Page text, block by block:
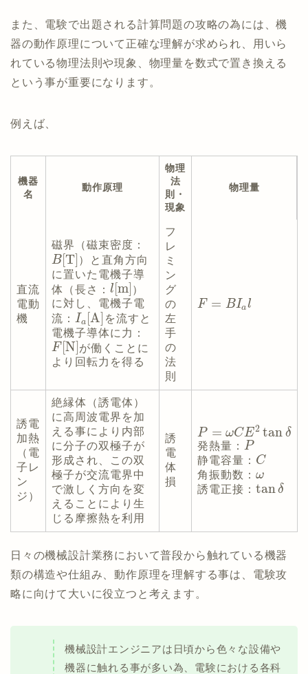
また、電験で出題される計算問題の攻略の為には、機
器の動作原理について正確な理解が求められ、用いら
れている物理法則や現象、物理量を数式で置き換える
という事が重要になります。
例えば、
機器
名
動作原理
物理
法
則・
現象
物理量
直流
電動
機
磁界（磁束密度：
B[T] ）と直角方向
に置いた電機子導
体（長さ： l[m] ）
に対し、電機子電
流： Ia [A] を流すと
電機子導体に力：
F [N] が働くことに
より回転力を得る
フ
レ
ミ
ン
グ
の
左
手
の
法
則
F = BIal
誘電
加熱
（電
子レ
ン
ジ）
絶縁体（誘電体）
に高周波電界を加
える事により内部
に分子の双極子が
形成され、この双
極子が交流電界中
で激しく方向を変
えることにより生
じる摩擦熱を利用
誘
電
体
損
P = ωCE2 tan δ
発熱量： P
静電容量： C
角振動数： ω
誘電正接： tanδ
日々の機械設計業務において普段から触れている機器
類の構造や仕組み、動作原理を理解する事は、電験攻
略に向けて大いに役立つと考えます。
機械設計エンジニアは日頃から色々な設備や
機器に触れる事が多い為、電験における各科